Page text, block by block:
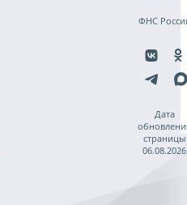
ФНС
Дата
страницы
06.08.2026